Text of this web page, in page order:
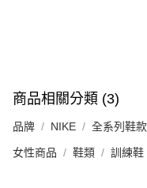
商品相關分類 (3)
品牌 NIKE 全系列鞋款
女性商品 鞋類 訓練鞋